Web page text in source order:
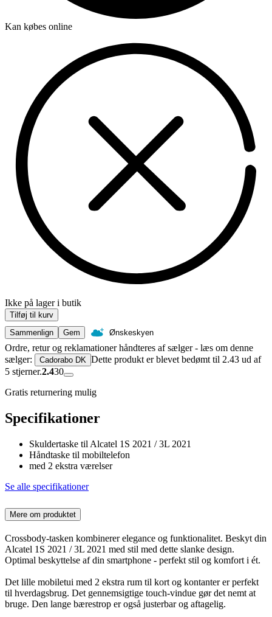
Kan købes online
Ikke på lager i butik
Tilføj til kurv
Sammenlign
Gem Ønskeskyen
Ordre, retur og reklamationer håndteres af sælger - læs om denne
sælger:
Cadorabo DK Dette produkt er blevet bedømt til 2.43 ud af
5 stjerner.2.430
Gratis returnering mulig
Specifikationer
Skuldertaske til Alcatel 1S 2021 / 3L 2021
Håndtaske til mobiltelefon
med 2 ekstra værelser
Se alle specifikationer
Mere om produktet
Crossbody-tasken kombinerer elegance og funktionalitet. Beskyt din
Alcatel 1S 2021 / 3L 2021 med stil med dette slanke design.
Optimal beskyttelse af din smartphone - perfekt stil og komfort i ét.
Det lille mobiletui med 2 ekstra rum til kort og kontanter er perfekt
til hverdagsbrug. Det gennemsigtige touch-vindue gør det nemt at
bruge. Den lange bærestrop er også justerbar og aftagelig.